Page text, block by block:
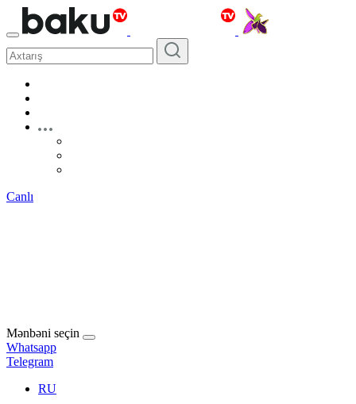
Canlı
Mənbəni seçin
Whatsapp
Telegram
RU